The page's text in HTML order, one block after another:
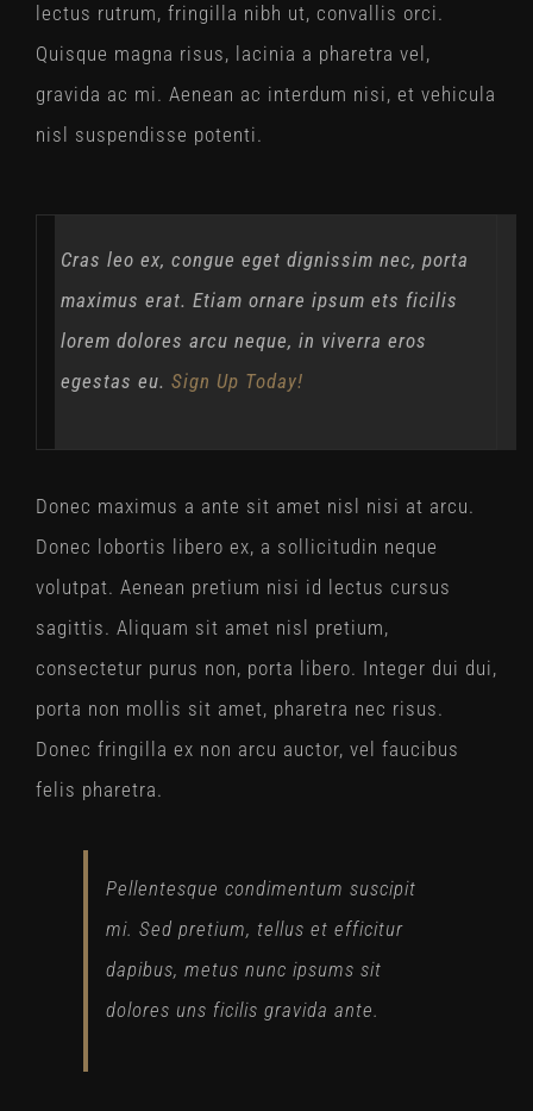
lectus rutrum, fringilla nibh ut, convallis orci.
Quisque magna risus, lacinia a pharetra vel,
gravida ac mi. Aenean ac interdum nisi, et vehicula
nisl suspendisse potenti.
Cras leo ex, congue eget dignissim nec, porta
maximus erat. Etiam ornare ipsum ets ficilis
lorem dolores arcu neque, in viverra eros
egestas eu. Sign Up Today!
Donec maximus a ante sit amet nisl nisi at arcu.
Donec lobortis libero ex, a sollicitudin neque
volutpat. Aenean pretium nisi id lectus cursus
sagittis. Aliquam sit amet nisl pretium,
consectetur purus non, porta libero. Integer dui dui,
porta non mollis sit amet, pharetra nec risus.
Donec fringilla ex non arcu auctor, vel faucibus
felis pharetra.
Pellentesque condimentum suscipit
mi. Sed pretium, tellus et efficitur
dapibus, metus nunc ipsums sit
dolores uns ficilis gravida ante.